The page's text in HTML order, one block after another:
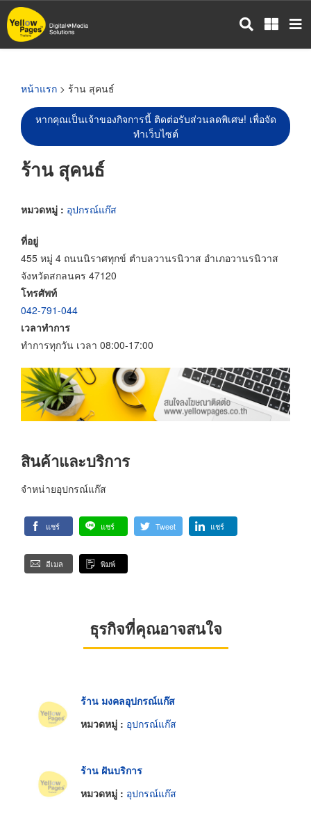
ข้าม
ไป
หน้าแรก > ร้าน สุคนธ์
หากคุณเป็นเจ้าของกิจการนี้ ติดต่อรับส่วนลดพิเศษ! เพื่อจัด
ทำเว็บไซต์
ร้าน สุคนธ์
หมวดหมู่ : อุปกรณ์แก๊ส
ที่อยู่
455 หมู่ 4 ถนนนิราศทุกข์ ตำบลวานรนิวาส อำเภอวานรนิวาส
จังหวัดสกลนคร 47120
โทรศัพท์
042-791-044
เวลาทำการ
ทำการทุกวัน เวลา 08:00-17:00
สินค้าและบริการ
จำหน่ายอุปกรณ์แก๊ส
แชร์ แชร์ Tweet แชร์
อีเมล พิมพ์
ธุรกิจที่คุณอาจสนใจ
ร้าน มงคลอุปกรณ์แก๊ส
หมวดหมู่ : อุปกรณ์แก๊ส
ร้าน ฝันบริการ
หมวดหมู่ : อุปกรณ์แก๊ส